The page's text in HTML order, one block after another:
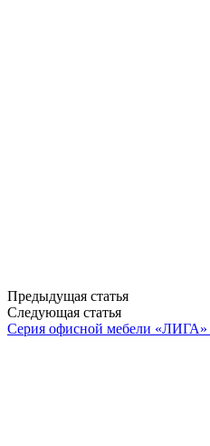
Предыдущая статья
Следующая статья
Серия офисной мебели «ЛИГА»